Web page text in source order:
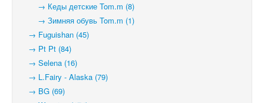
→ Кеды детские Tom.m (8)
→ Зимняя обувь Tom.m (1)
→ Fuguishan (45)
→ Pt Pt (84)
→ Selena (16)
→ L.Fairy - Alaska (79)
→ BG (69)